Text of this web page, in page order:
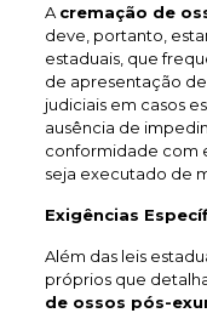
A cremação de
deve, portanto,
estaduais, que
de apresentação
judiciais em casos
ausência de
conformidade com
seja executado de
Exigências
Além das leis
próprios que
de ossos pós-